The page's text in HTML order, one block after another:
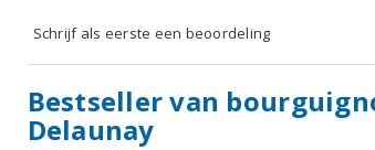
Schrijf als eerste een beoordeling
Bestseller van
Delaunay